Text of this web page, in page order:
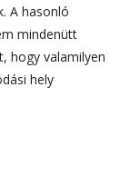
A hasonló
mindenütt
hogy valamilyen
hely